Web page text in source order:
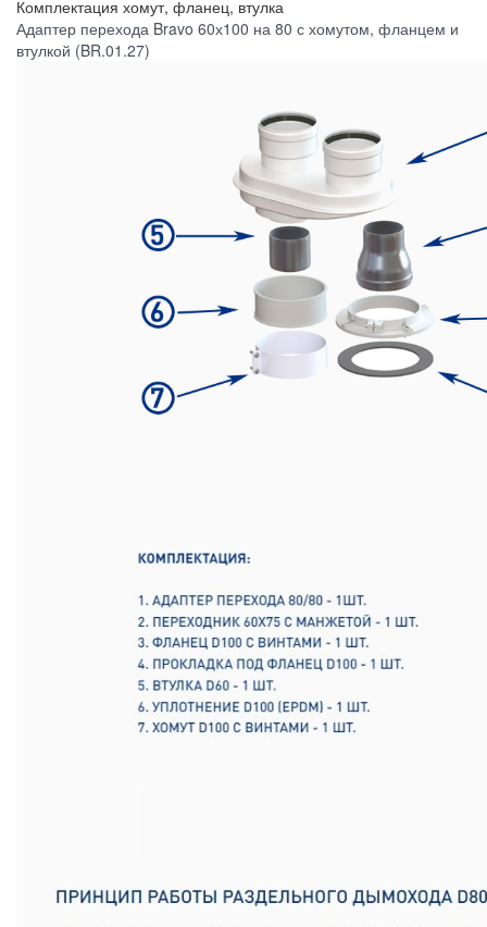
Комплектация хомут, фланец, втулка
Адаптер перехода Bravo 60х100 на 80 с хомутом, фланцем и
втулкой (BR.01.27)